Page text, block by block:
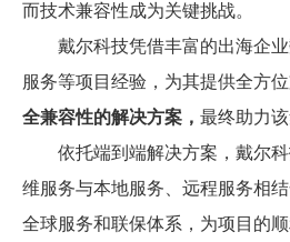
而技术兼容性成为关键挑战。
戴尔科技凭借丰富的出海企
服务等项目经验，为其提供全方位
全兼容性的解决方案， 最终助力
依托端到端解决方案，戴尔
维服务与本地服务、远程服务相
全球服务和联保体系，为项目的